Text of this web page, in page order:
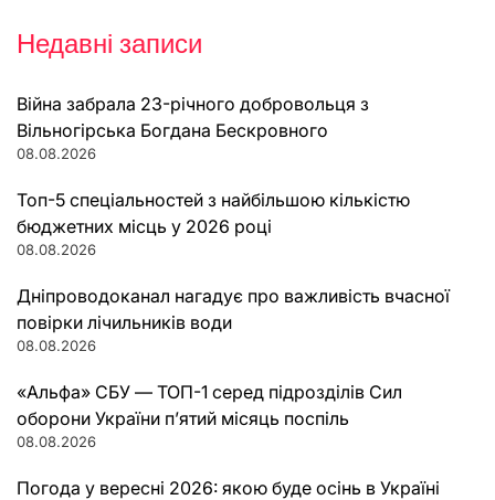
Недавні записи
Війна забрала 23-річного добровольця з
Вільногірська Богдана Бескровного
08.08.2026
Топ-5 спеціальностей з найбільшою кількістю
бюджетних місць у 2026 році
08.08.2026
Дніпроводоканал нагадує про важливість вчасної
повірки лічильників води
08.08.2026
«Альфа» СБУ — ТОП-1 серед підрозділів Сил
оборони України п’ятий місяць поспіль
08.08.2026
Погода у вересні 2026: якою буде осінь в Україні